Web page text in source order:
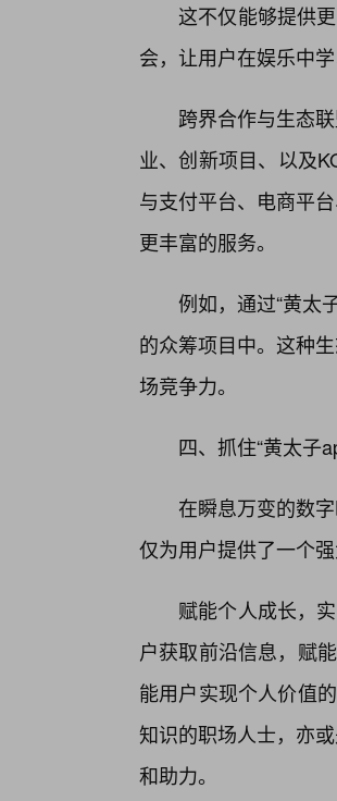
这不仅能够提供
会，让用户在娱乐中
跨界合作与生态
业、创新项目、以及
与支付平台、电商平
更丰富的服务。
例如，通过“黄太
的众筹项目中。这种
场竞争力。
四、抓住“黄太子
在瞬息万变的数
仅为用户提供了一个
赋能个人成长，
户获取前沿信息，赋
能用户实现个人价值
知识的职场人士，亦
和助力。